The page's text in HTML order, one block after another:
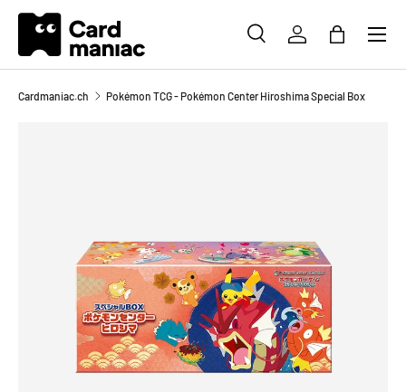
DIREKT ZUM INHALT
SUCHEEINLOGGEN
Menü
Cardmaniac.ch Pokémon TCG - Pokémon Center Hiroshima Special Box